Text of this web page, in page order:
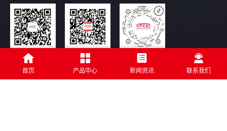
服务号 订阅号 抖音号
首页 产品中心 新闻资讯 联系我们